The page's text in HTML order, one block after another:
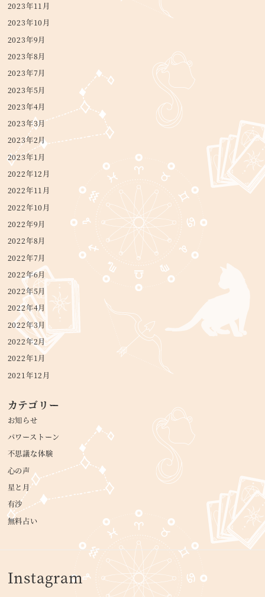
2023年11月
2023年10月
2023年9月
2023年8月
2023年7月
2023年5月
2023年4月
2023年3月
2023年2月
2023年1月
2022年12月
2022年11月
2022年10月
2022年9月
2022年8月
2022年7月
2022年6月
2022年5月
2022年4月
2022年3月
2022年2月
2022年1月
2021年12月
カテゴリー
お知らせ
パワーストーン
不思議な体験
心の声
星と月
有沙
無料占い
Instagram